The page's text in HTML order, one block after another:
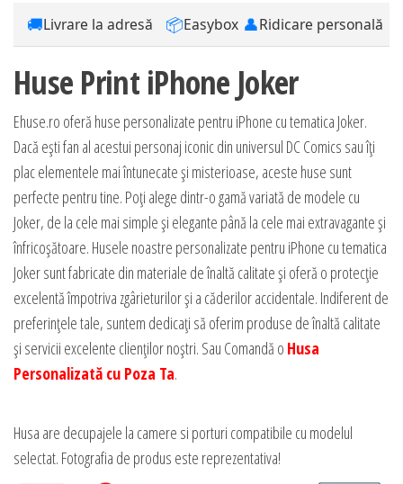
🚚Livrare la adresă 📦Easybox 👤Ridicare personală
Huse Print iPhone Joker
Ehuse.ro oferă huse personalizate pentru iPhone cu tematica Joker.
Dacă ești fan al acestui personaj iconic din universul DC Comics sau îți
plac elementele mai întunecate și misterioase, aceste huse sunt
perfecte pentru tine. Poți alege dintr-o gamă variată de modele cu
Joker, de la cele mai simple și elegante până la cele mai extravagante și
înfricoșătoare. Husele noastre personalizate pentru iPhone cu tematica
Joker sunt fabricate din materiale de înaltă calitate și oferă o protecție
excelentă împotriva zgârieturilor și a căderilor accidentale. Indiferent de
preferințele tale, suntem dedicați să oferim produse de înaltă calitate
și servicii excelente clienților noștri. Sau Comandă o Husa
Personalizată cu Poza Ta.
Husa are decupajele la camere si porturi compatibile cu modelul
selectat. Fotografia de produs este reprezentativa!